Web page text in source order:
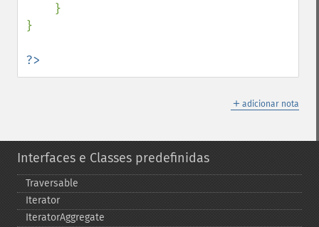
}
?>
＋ adicionar nota
Interfaces e Classes predefinidas
Traversable
Iterator
IteratorAggregate